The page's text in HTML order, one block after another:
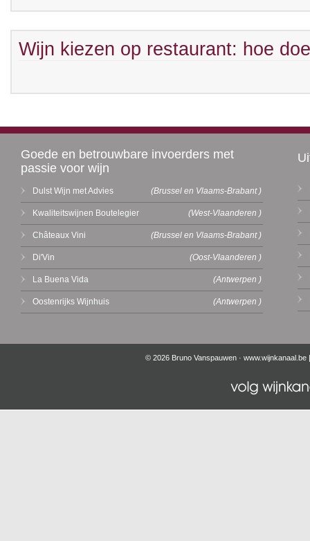
Wijn kiezen op restaurant: hoe
Goede en betrouwbare invoerders met
passie voor wijn
Dulst Wijn met Advies (Brussel en Vlaams-Brabant )
Kwaliteitswijnen Boutelegier (West-Vlaanderen )
Châteaux Vini (Brussel en Vlaams-Brabant )
Di'Vin (Oost-Vlaanderen )
La Buena Vida (Antwerpen )
Oostenrijks Wijnhuis (Antwerpen )
© 2026 Bruno Vanspauwen · www.wijnkanaal.be